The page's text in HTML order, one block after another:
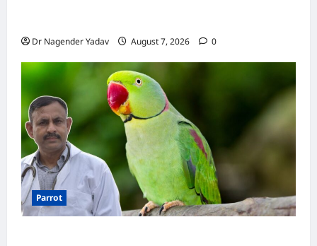
Dr Nagender Yadav August 7, 2026 0
Parrot